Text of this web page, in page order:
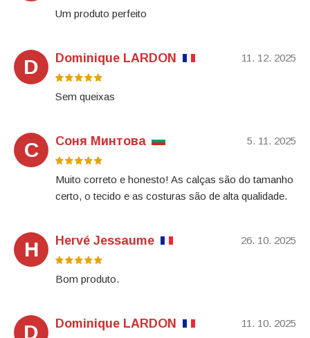
Um produto perfeito
D 11. 12. 2025
Dominique LARDON
Sem queixas
С 5. 11. 2025
Соня Минтова
Muito correto e honesto! As calças são do tamanho
certo, o tecido e as costuras são de alta qualidade.
H 26. 10. 2025
Hervé Jessaume
Bom produto.
D 11. 10. 2025
Dominique LARDON